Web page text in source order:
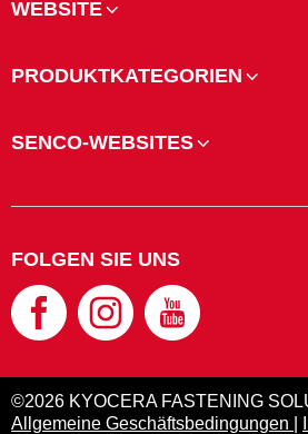
WEBSITE
PRODUKTKATEGORIEN
SENCO-WEBSITES
FOLGEN SIE UNS
©2026 KYOCERA FASTENING
Allgemeine Geschäftsbedingungen